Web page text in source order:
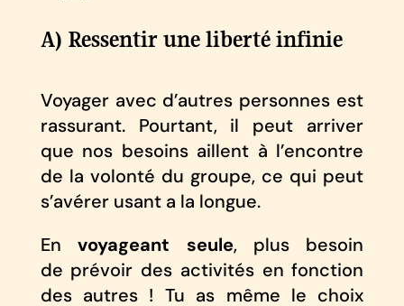
A) Ressentir une liberté infinie
Voyager avec d’autres personnes est
rassurant. Pourtant, il peut arriver
que nos besoins aillent à l’encontre
de la volonté du groupe, ce qui peut
s’avérer usant a la longue.
Envoyageant seule, plus besoin
de prévoir des activités en fonction
des autres ! Tu as même le choix